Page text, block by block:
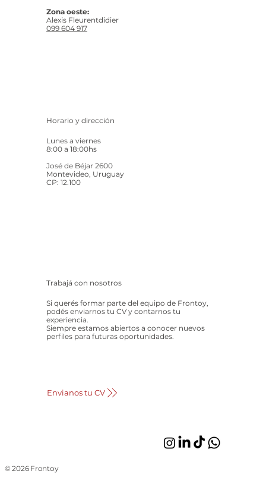
© 2026 Frontoy
Zona oeste:
Alexis Fleurentdidier
099 604 917
Horario y dirección
Lunes a viernes
8:00 a 18:00hs
José de Béjar 2600
Montevideo, Uruguay
CP: 12.100
Trabajá con nosotros
Si querés formar parte del equipo de Frontoy,
podés enviarnos tu CV y contarnos tu
experiencia.
Siempre estamos abiertos a conocer nuevos
perfiles para futuras oportunidades.
Envianos tu CV